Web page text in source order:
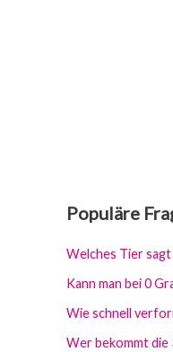
Populäre
Welches Tier
Kann man bei 0
Wie schnell
Wer bekommt die